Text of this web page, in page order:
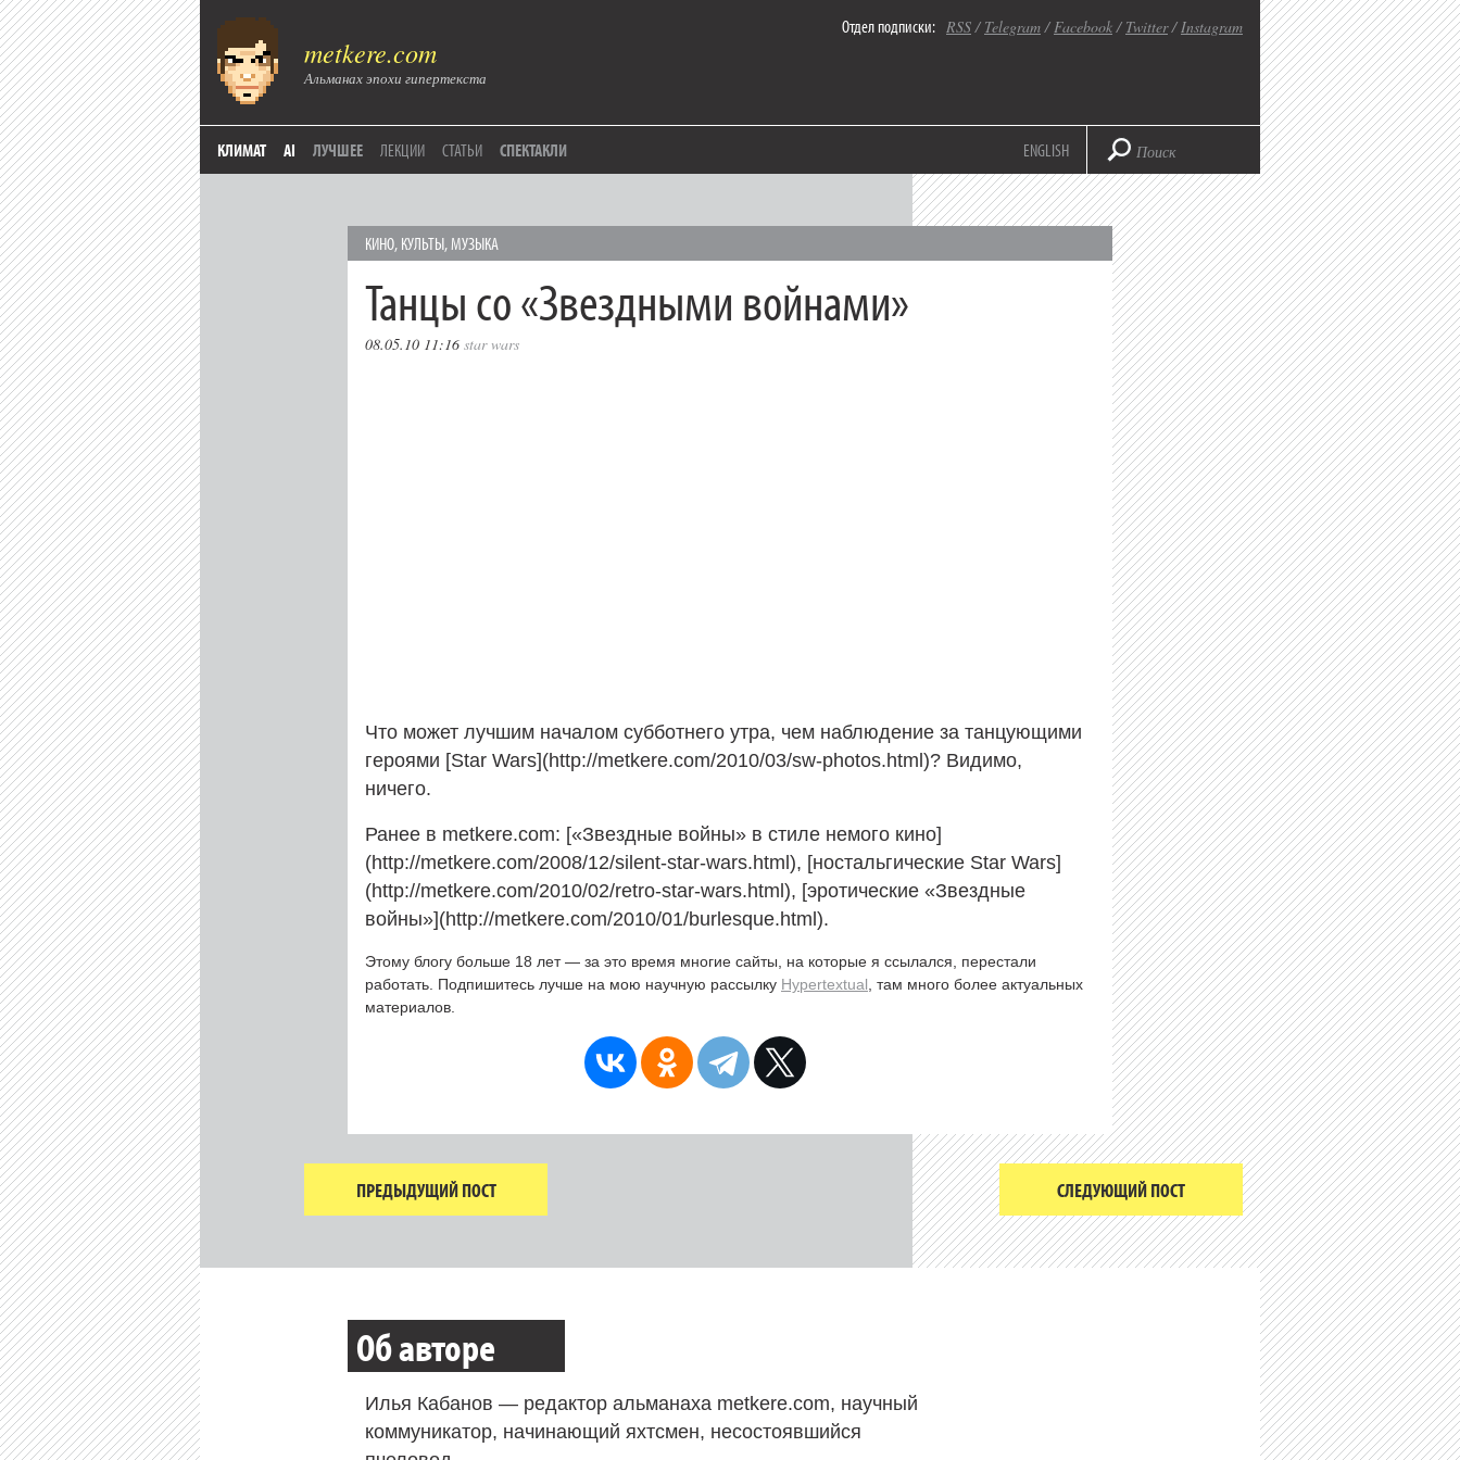
metkere.com
Альманах эпохи гипертекста
Отдел подписки: RSS/ Telegram/Facebook/ Twitter/Instagram
КЛИМАТ AI ЛУЧШЕЕ ЛЕКЦИИ СТАТЬИ СПЕКТАКЛИ ENGLISH
КИНО, КУЛЬТЫ,МУЗЫКА
Танцы со «Звездными войнами»
08.05.10 11:16 star wars
Что может лучшим началом субботнего утра, чем наблюдение за танцующими
героями [Star Wars](http://metkere.com/2010/03/sw-photos.html)? Видимо,
ничего.
Ранее в metkere.com: [«Звездные войны» в стиле немого кино]
(http://metkere.com/2008/12/silent-star-wars.html), [ностальгические Star Wars]
(http://metkere.com/2010/02/retro-star-wars.html), [эротические «Звездные
войны»](http://metkere.com/2010/01/burlesque.html).
Этому блогу больше 18 лет — за это время многие сайты, на которые я ссылался, перестали
работать. Подпишитесь лучше на мою научную рассылку Hypertextual , там много более актуальных
материалов.
ПРЕДЫДУЩИЙ ПОСТ СЛЕДУЮЩИЙ ПОСТ
Об авторе
Илья Кабанов — редактор альманаха metkere.com, научный
коммуникатор, начинающий яхтсмен, несостоявшийся